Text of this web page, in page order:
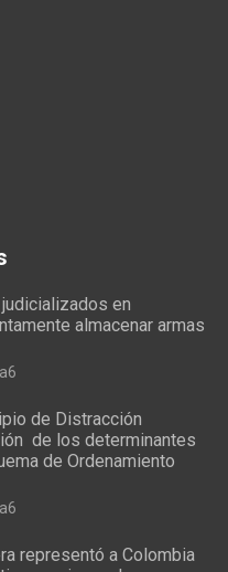
en
almacenar armas
de Distracción
de los determinantes
de Ordenamiento
representó a Colombia